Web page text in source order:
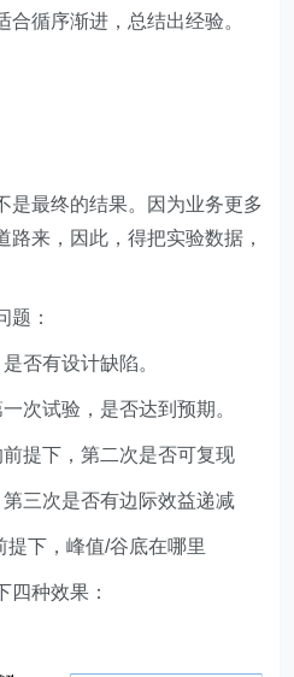
循序渐进，总结出经验。
是最终的结果。因为业务更多
来，因此，得把实验数据，
题：
否有设计缺陷。
次试验，是否达到预期。
提下，第二次是否可复现
三次是否有边际效益递减
下，峰值/谷底在哪里
四种效果：